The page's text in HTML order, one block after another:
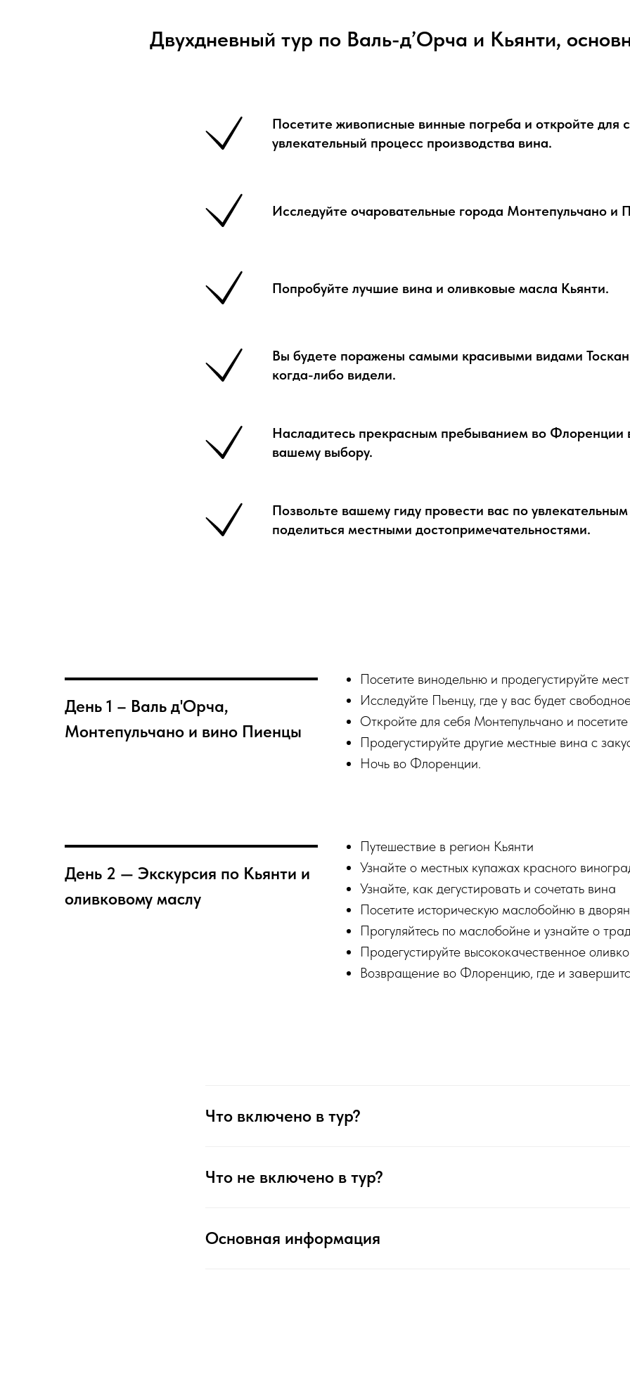
Двухдневный тур по Валь-д’Орча и Кьянти,
Посетите живописные винные погреба и откройте для
увлекательный процесс производства вина.
Исследуйте очаровательные города Монтепульчано и
Попробуйте лучшие вина и оливковые масла Кьянти.
Вы будете поражены самыми красивыми видами
когда-либо видели.
Насладитесь прекрасным пребыванием во Флоренции
вашему выбору.
Позвольте вашему гиду провести вас по
поделиться местными достопримечательностями.
День 1 – Валь д'Орча,
Монтепульчано и вино Пиенцы
Посетите винодельню и продегустируйте
Исследуйте Пьенцу, где у вас будет
Откройте для себя Монтепульчано и
Продегустируйте другие местные вина с
Ночь во Флоренции.
День 2 — Экскурсия по Кьянти и
оливковому маслу
Путешествие в регион Кьянти
Узнайте о местных купажах красного
Узнайте, как дегустировать и сочетать вина
Посетите историческую маслобойню в
Прогуляйтесь по маслобойне и узнайте о
Продегустируйте высококачественное
Возвращение во Флоренцию, где и
Что включено в тур?
Что не включено в тур?
Основная информация